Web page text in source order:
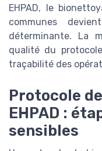
EHPAD, le
communes
déterminante. La
qualité du
traçabilité des
Protocole
EHPAD :
sensibles